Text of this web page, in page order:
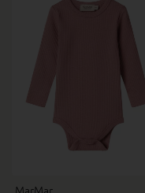
MarMar